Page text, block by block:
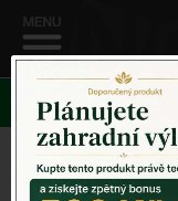
Venkovský domov